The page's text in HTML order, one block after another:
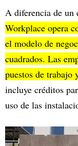
A diferencia de
Workplace opera
el modelo de
cuadrados. Las
puestos de trabajo
incluye créditos
uso de las